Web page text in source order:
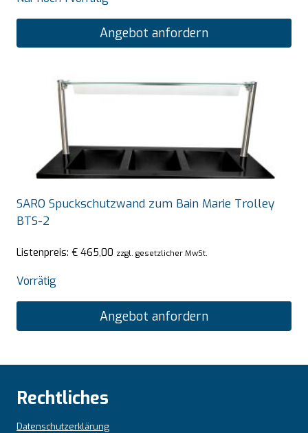
Angebot anfordern
SARO Spuckschutzwand zum Bain Marie Trolley
BTS-2
Listenpreis: € 465,00 zzgl. gesetzlicher MwSt.
Vorrätig
Angebot anfordern
Rechtliches
Datenschutzerklärung